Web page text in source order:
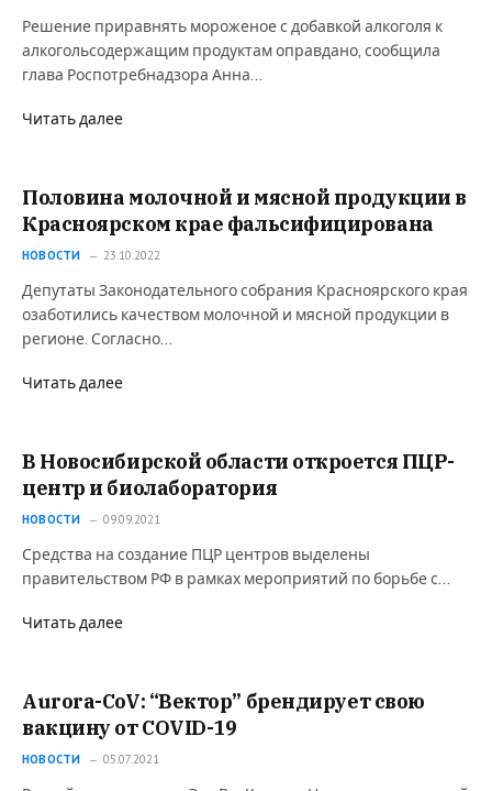
Решение приравнять мороженое с добавкой алкоголя к
алкогольсодержащим продуктам оправдано, сообщила
глава Роспотребнадзора Анна…
Читать далее
Половина молочной и мясной продукции в
Красноярском крае фальсифицирована
НОВОСТИ 23.10.2022
Депутаты Законодательного собрания Красноярского края
озаботились качеством молочной и мясной продукции в
регионе. Согласно…
Читать далее
В Новосибирской области откроется ПЦР-
центр и биолаборатория
НОВОСТИ 09.09.2021
Средства на создание ПЦР центров выделены
правительством РФ в рамках мероприятий по борьбе с…
Читать далее
Aurora-CoV: “Вектор” брендирует свою
вакцину от COVID-19
НОВОСТИ 05.07.2021